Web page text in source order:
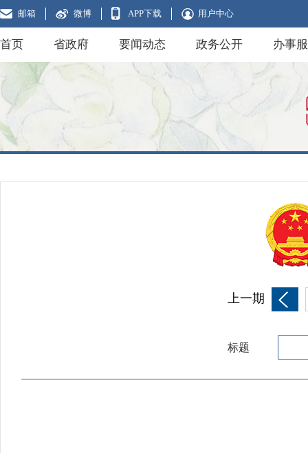
邮箱 微博 APP下载 用户中心
首页 省政府 要闻动态 政务公开 办事
上一期
标题